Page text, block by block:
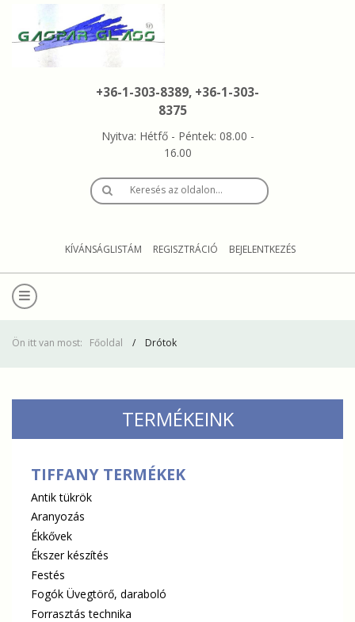
+36-1-303-8389, +36-1-303-
8375
Nyitva: Hétfő - Péntek: 08.00 -
16.00
Keresés az oldalon…
KÍVÁNSÁGLISTÁM REGISZTRÁCIÓ BEJELENTKEZÉS
Ön itt van most: Főoldal Drótok
TERMÉKEINK
TIFFANY TERMÉKEK
Antik tükrök
Aranyozás
Ékkővek
Ékszer készítés
Festés
Fogók Üvegtörő, daraboló
Forrasztás technika